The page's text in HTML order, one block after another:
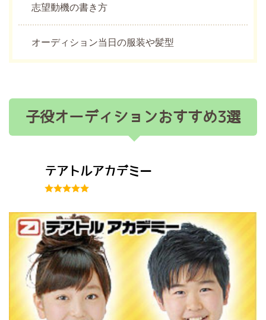
志望動機の書き方
オーディション当日の服装や髪型
子役オーディションおすすめ3選
テアトルアカデミー